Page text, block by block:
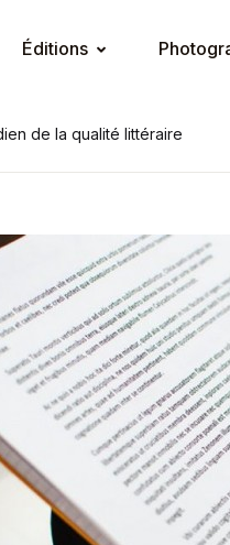
Éditions
de la qualité littéraire